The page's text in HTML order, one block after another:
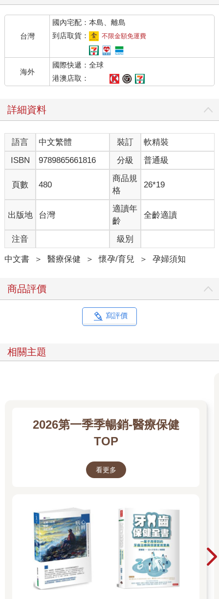
台灣
國內宅配：本島、離島
到店取貨：
不限金額免運費
海外
國際快遞：全球
港澳店取：
詳細資料
語言 中文繁體 裝訂
軟精裝
ISBN
9789865661816 分級 普通級
頁數 480
商品規
格
26*19
出版地 台灣
適讀年
齡
全齡適讀
注音 級別
中文書 ＞ 醫療保健 ＞ 懷孕/育兒 ＞ 孕婦須知
商品評價
寫評價
相關主題
2026第一季季暢銷-醫療保健
TOP
看更多